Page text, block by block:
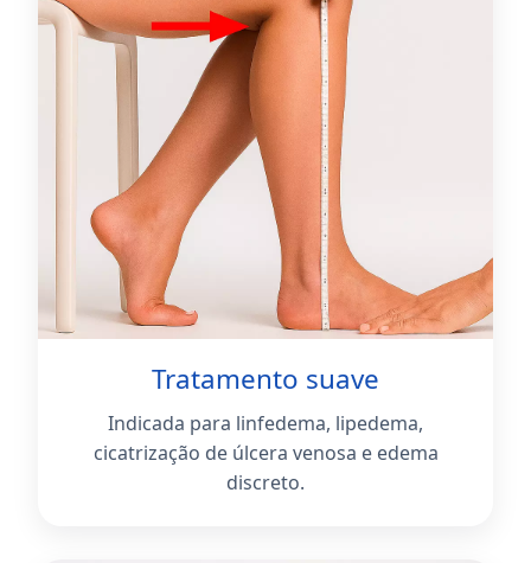
Tratamento suave
Indicada para linfedema, lipedema,
cicatrização de úlcera venosa e edema
discreto.